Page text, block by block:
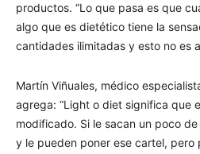
productos. “Lo que pasa es que
algo que es dietético tiene la
cantidades ilimitadas y esto no es
Martín Viñuales, médico
agrega: “Light o diet significa que
modificado. Si le sacan un poco
y le pueden poner ese cartel, pero